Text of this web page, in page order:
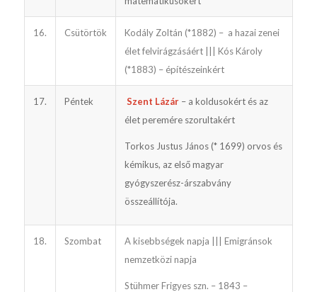
16. Csütörtök
Kodály Zoltán (*1882) – a hazai zenei
élet felvirágzásáért ||| Kós Károly
(*1883) – építészeinkért
17. Péntek Szent Lázár– a koldusokért és az
élet peremére szorultakért
Torkos Justus János (* 1699) orvos és
kémikus, az első magyar
gyógyszerész-árszabvány
összeállítója.
18. Szombat
A kisebbségek napja ||| Emigránsok
nemzetközi napja
Stühmer Frigyes szn. – 1843 –